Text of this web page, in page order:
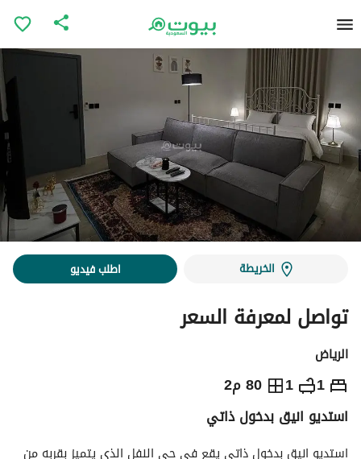
الخريطة اطلب فيديو
تواصل لمعرفة السعر
الرياض
1
1 80 م2 ⃁ يومياً
السياحة الاماكن القريبة
استديو انيق بدخول ذاتي